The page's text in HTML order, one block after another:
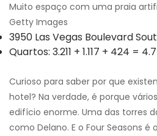
Muito espaço com uma praia
Getty Images
3950 Las Vegas Boulevard
Quartos: 3.211 + 1.117 + 424 =
Curioso para saber por que
hotel? Na verdade, é porque
edifício enorme. Uma das torres
como Delano. E o Four Seasons